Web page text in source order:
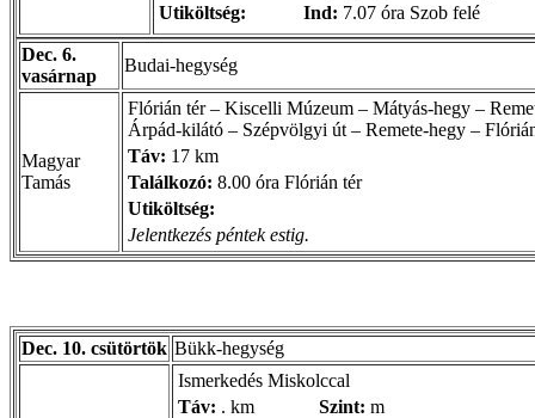
Utiköltség:
Ind: 7.07 óra Szob felé
Dec. 6.
vasárnap
Budai-hegység
Magyar
Tamás
Flórián tér – Kiscelli Múzeum – Mátyás-hegy –
Árpád-kilátó – Szépvölgyi út – Remete-hegy –
Táv: 17 km
Találkozó: 8.00 óra Flórián tér
Utiköltség:
Jelentkezés péntek estig.
Dec. 10. csütörtök Bükk-hegység
Ismerkedés Miskolccal
Táv: . km Szint: m